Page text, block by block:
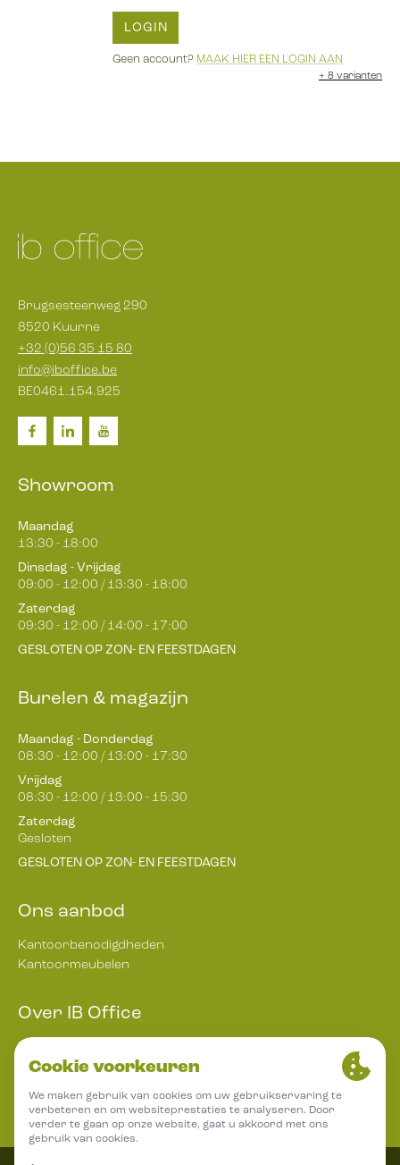
LOGIN
Geen account? MAAK HIER EEN LOGIN AAN
+ 8 varianten
Brugsesteenweg 290
8520 Kuurne
+32 (0)56 35 15 80
info@iboffice.be
BE0461.154.925
Showroom
Maandag
13:30 - 18:00
Dinsdag - Vrijdag
09:00 - 12:00 / 13:30 - 18:00
Zaterdag
09:30 - 12:00 / 14:00 - 17:00
GESLOTEN OP ZON- EN FEESTDAGEN
Burelen & magazijn
Maandag - Donderdag
08:30 - 12:00 / 13:00 - 17:30
Vrijdag
08:30 - 12:00 / 13:00 - 15:30
Zaterdag
Gesloten
GESLOTEN OP ZON- EN FEESTDAGEN
Ons aanbod
Kantoorbenodigdheden
Kantoormeubelen
Over IB Office
Nieuws
Veelgestelde vragen